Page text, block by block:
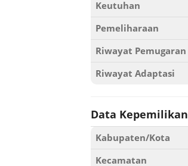
Keutuhan
Pemeliharaan
Riwayat Pemugaran
Riwayat Adaptasi
Data Kepemilikan
Kabupaten/Kota
Kecamatan